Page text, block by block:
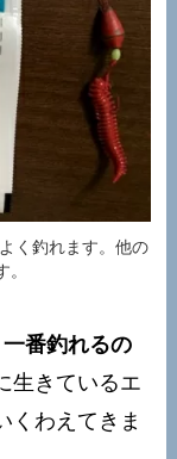
く釣れます。他の
一番釣れるの
生きているエ
くわえてきま